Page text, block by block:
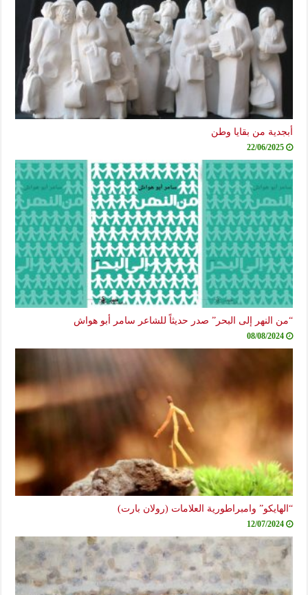
من بقايا وطن
22/06/
إلى البحر” صدر حديثاً للشاعر سامر أبو هواش
08/08/
وامبراطورية العلامات (رولان بارت)
12/07/